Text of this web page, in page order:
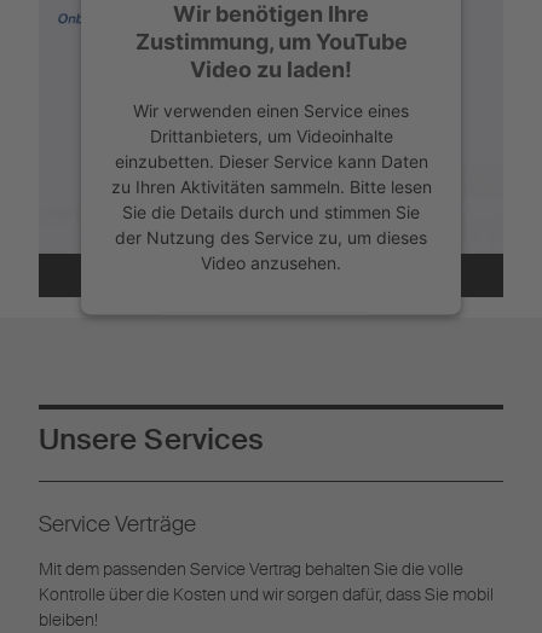
Wir benötigen Ihre
Zustimmung, um YouTube
Video zu laden!
Wir verwenden einen Service eines
Drittanbieters, um Videoinhalte
einzubetten. Dieser Service kann Daten
zu Ihren Aktivitäten sammeln. Bitte lesen
Sie die Details durch und stimmen Sie
der Nutzung des Service zu, um dieses
Video anzusehen.
Powered byUsercentrics Consent
Unsere Services
Service Verträge
Mit dem passenden Service Vertrag behalten Sie die volle
Kontrolle über die Kosten und wir sorgen dafür, dass Sie mobil
bleiben!